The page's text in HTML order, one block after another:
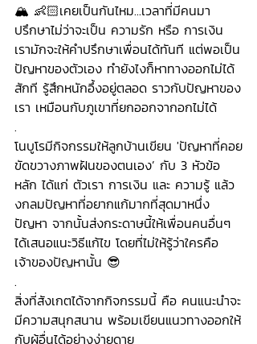
🏔 👶🏻เคยเป็นกันไหม...เวลาที่มีคนมา
ปรึกษาไม่ว่าจะเป็น ความรัก หรือ การเงิน
เรามักจะให้คำปรึกษาเพื่อนได้ทันที แต่พอเป็น
ปัญหาของตัวเอง ทำยังไงก็หาทางออกไม่ได้
สักที รู้สึกหนักอึ้งอยู่ตลอด ราวกับปัญหาของ
เรา เหมือนกับภูเขาที่ยกออกจากอกไม่ได้
.
โนบูโรมีกิจกรรมให้ลูกบ้านเขียน 'ปัญหาที่คอย
ขัดขวางภาพฝันของตนเอง’ กับ 3 หัวข้อ
หลัก ได้แก่ ตัวเรา การเงิน และ ความรู้ แล้ว
งกลมปัญหาที่อยากแก้มากที่สุดมาหนึ่ง
ปัญหา จากนั้นส่งกระดาษนี้ให้เพื่อนคนอื่นๆ
ได้เสนอแนะวิธีแก้ไข โดยที่ไม่ให้รู้ว่าใครคือ
เจ้าของปัญหานั้น 😎
.
สิ่งที่สังเกตได้จากกิจกรรมนี้ คือ คนแนะนำจะ
มีความสนุกสนาน พร้อมเขียนแนวทางออกให้
กับผู้อื่นได้อย่างง่ายดาย